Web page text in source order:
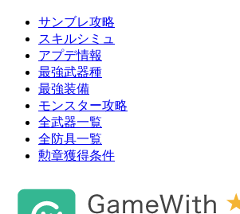
サンブレ攻略
スキルシミュ
アプデ情報
最強武器種
最強装備
モンスター攻略
全武器一覧
全防具一覧
勲章獲得条件